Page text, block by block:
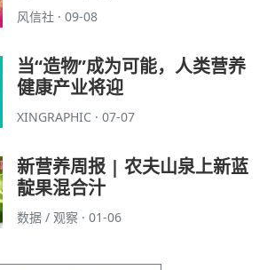
风信社 · 09-08
当“造物”成为可能，人类营养
健康产业将迎
XINGRAPHIC · 07-07
新营养周报 | 农夫山泉上新蓝
靛果混合汁
数据 / 观察 · 01-06